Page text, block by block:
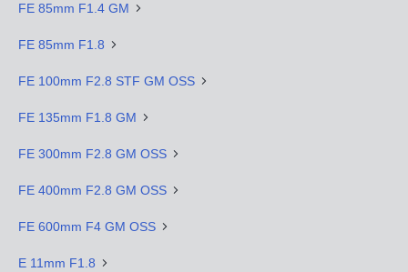
FE 85mm F1.4 GM
FE 85mm F1.8
FE 100mm F2.8 STF GM OSS
FE 135mm F1.8 GM
FE 300mm F2.8 GM OSS
FE 400mm F2.8 GM OSS
FE 600mm F4 GM OSS
E 11mm F1.8